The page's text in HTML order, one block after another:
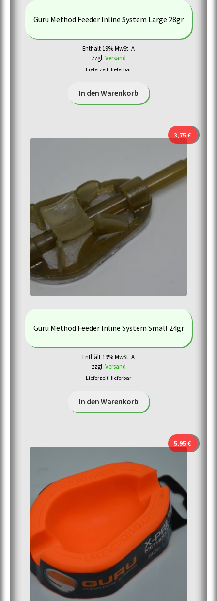
Guru Method Feeder Inline System Large 28gr
Enthält 19% MwSt. A
zzgl. Versand
Lieferzeit: lieferbar
In den Warenkorb
Guru Method Feeder Inline System Small 24gr
3,75€
Enthält 19% MwSt. A
zzgl. Versand
Lieferzeit: lieferbar
In den Warenkorb
5,95€